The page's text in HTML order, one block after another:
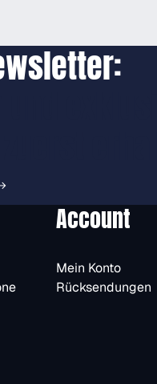
Account
Mein Konto
Rücksendungen